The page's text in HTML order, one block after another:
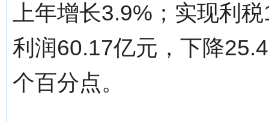
上年增长3.9%；实现利
利润60.17亿元，下降
个百分点。